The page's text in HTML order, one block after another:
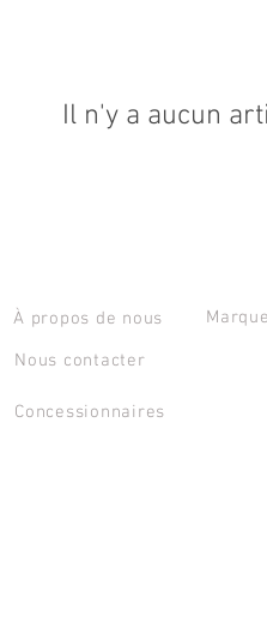
Il n'y a aucun
À propos de nous
Nous contacter
Concessionnaires